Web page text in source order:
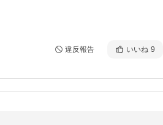
違反報告 いいね 9